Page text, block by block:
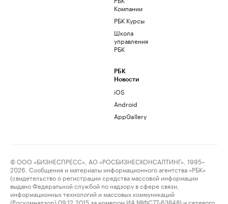
Компании
РБК Курсы
Школа
управления
РБК
РБК
Новости
iOS
Android
AppGallery
© ООО «БИЗНЕСПРЕСС», АО «РОСБИЗНЕСКОНСАЛТИНГ», 1995–
2026. Сообщения и материалы информационного агентства «РБК»
(свидетельство о регистрации средства массовой информации
выдано Федеральной службой по надзору в сфере связи,
информационных технологий и массовых коммуникаций
(Роскомнадзор) 09.12.2015 за номером ИА №ФС77-63848) и сетевого